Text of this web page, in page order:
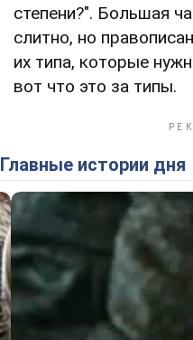
степени?". Большая
слитно, но
их типа, которые
вот что это за типы.
Главные истории дня